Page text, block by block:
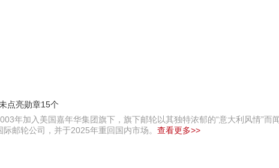
点亮勋章15个
年加入美国嘉年华集团旗下，旗下邮轮以其独特浓郁的“意大利风情”而
邮轮公司，并于2025年重回国内市场。 查看更多>>